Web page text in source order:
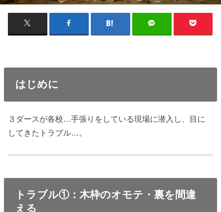
はじめに
３ダースが各校…手張りをしている現場に潜入し、目に
してきたトラブル…。
トラブル①：木枠のオモテ・裏を間違
える